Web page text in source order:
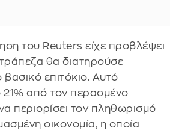
του Reuters είχε προβλέψει
τράπεζα θα διατηρούσε
επιτόκιο. Αυτό
21% από τον περασμένο
περιορίσει τον πληθωρισμό
οικονομία, η οποία